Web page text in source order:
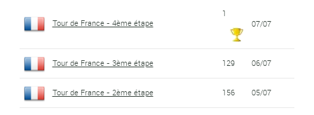
Tour de France - 4ème étape
1
07/07
Tour de France - 3ème étape 129 06/07
Tour de France - 2ème étape 156 05/07